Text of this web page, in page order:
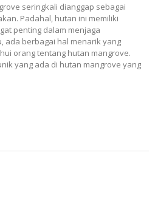
seringkali dianggap sebagai
Padahal, hutan ini memiliki
penting dalam menjaga
ada berbagai hal menarik yang
orang tentang hutan mangrove.
yang ada di hutan mangrove yang